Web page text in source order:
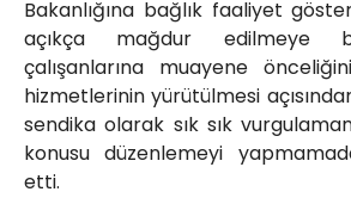
Bakanlığına bağlık faaliyet
açıkça mağdur edilmeye
çalışanlarına muayene
hizmetlerinin yürütülmesi
sendika olarak sık sık
konusu düzenlemeyi
etti.